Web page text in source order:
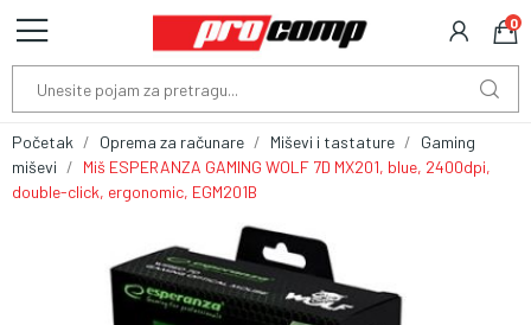
0
Početak Oprema za računare Miševi i tastature
Gaming
miševi
Miš ESPERANZA GAMING WOLF 7D MX201, blue, 2400dpi,
double-click, ergonomic, EGM201B